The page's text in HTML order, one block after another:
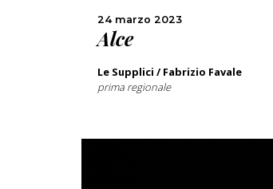
24 marzo 2023
Alce
Le Supplici / Fabrizio Favale
prima regionale